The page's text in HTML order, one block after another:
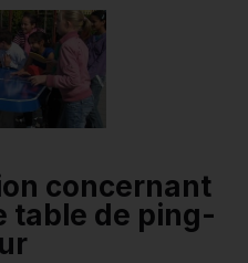
concernant
table de ping-